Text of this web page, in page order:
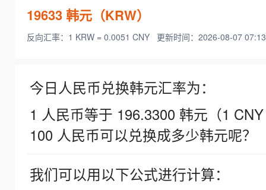
19633韩元（KRW）
反向汇率：1 KRW = 0.0051 CNY 更新时间：2026-08-07
今日人民币兑换韩元汇率为：
1 人民币等于 196.3300 韩元（1
100 人民币可以兑换成多少韩元呢？
我们可以用以下公式进行计算：